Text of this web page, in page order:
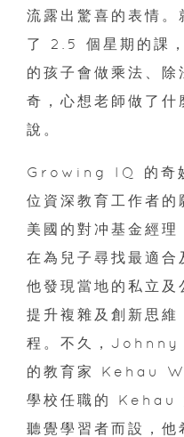
流露出驚喜的表情
了 2.5 個星期的課
的孩子會做乘法、除
奇，心想老師做了
說。
Growing IQ 的奇
位資深教育工作者的
美國的對冲基金
在為兒子尋找最適合
他發現當地的私立及
提升複雜及創新思維
程。不久，Johnny
的教育家 Kehau
學校任職的 Kehau
聽覺學習者而設，他